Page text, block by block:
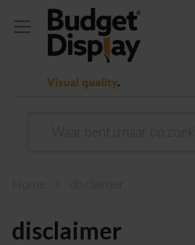
direct
disclaimer